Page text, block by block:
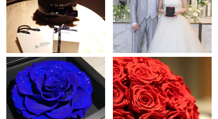
七色の光が宿る、奇跡のグラデーション
ダイヤモンドパウダーが煌めく大輪のプリザーブドフラワーに、七
味が込められています。
Q. このバラは本物ですか？
A. はい。自然に咲いた本物のバラを使用しています。特殊な保存加
工を施したプリザーブドフラワーとして仕立てることで、水を必要
とせず、鮮やかな色合いとみずみずしさを長く保ちます。
Q. ギフトにふさわしいですか？
A. タイムレスローズは、人生の特別な日にこそ選ばれる花です。結
婚記念日や誕生日、プロポーズなど、大切な節目に寄り添い、記憶